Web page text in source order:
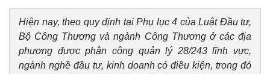
Hiện nay, theo quy định tại Phụ lục 4 của Luật Đầu tư,
Bộ Công Thương và ngành Công Thương ở các địa
phương được phân công quản lý 28/243 lĩnh vực,
ngành nghề đầu tư, kinh doanh có điều kiện, trong đó